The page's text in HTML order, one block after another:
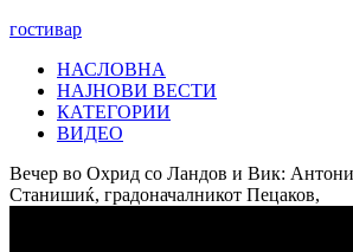
гостивар
НАСЛОВНА
НАЈНОВИ ВЕСТИ
КАТЕГОРИИ
ВИДЕО
Вечер во Охрид со Ландов и Вик:
Станишиќ, градоначалникот Пецаков,